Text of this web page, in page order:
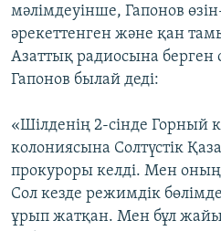
мәлімдеуінше, Гапонов
әрекеттенген және қан
Азаттық радиосына берген
Гапонов былай деді:
«Шілденің 2-сінде Горный
колониясына Солтүстік
прокуроры келді. Мен
Сол кезде режимдік
ұрып жатқан. Мен бұл